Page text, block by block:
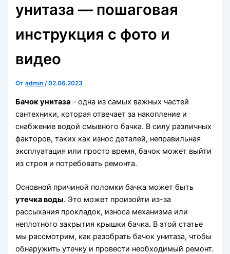
унитаза — пошаговая
инструкция c фото и
видео
Отadmin/02.06.2023
Бачок унитаза – одна из самых важных частей
сантехники, которая отвечает за накопление и
снабжение водой смывного бачка. В силу различных
факторов, таких как износ деталей, неправильная
эксплуатация или просто время, бачок может выйти
из строя и потребовать ремонта.
Основной причиной поломки бачка может быть
утечка воды. Это может произойти из-за
рассыхания прокладок, износа механизма или
неплотного закрытия крышки бачка. В этой статье
мы рассмотрим, как разобрать бачок унитаза, чтобы
обнаружить утечку и провести необходимый ремонт.